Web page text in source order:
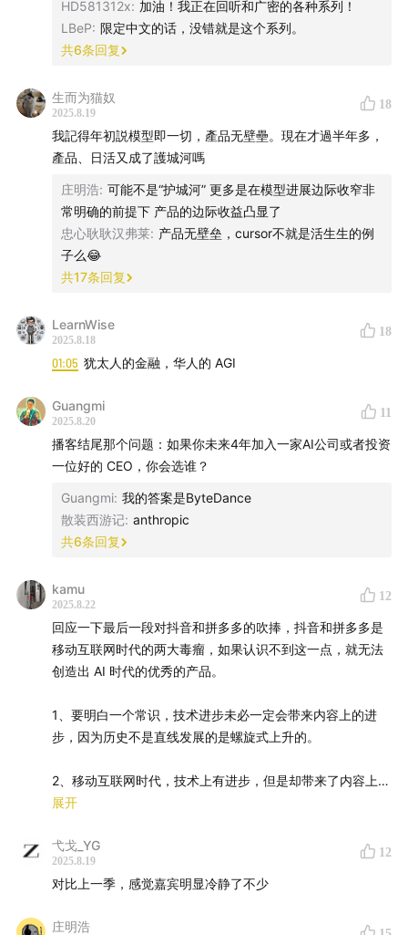
第二个关键词是产品。《大模型季报》过去一直把视角放
在模型的智能探索上，而广密开始浓墨重彩地聊产品，这
这里是《全球大模型季报》的第7集，如果大家喜欢我们
的系列，希望大家多多给我们一些鼓励和支持。你们的夸
奖对我们来说，非常的重要。
2025，期待我们和AI共同进步！
03:54 模型在分化
All in Coding+Agentic 能力 - Anthropic
多模态原生 - Thinking Machines Lab
Grok 今天还在摸索自己生态位置
Meta 原创 0-1 的基因还是很弱
HD581312x: 加油！我正在回听和广密的各种系列！
LBeP: 限定中文的话，没错就是这个系列。
共6条回复
生而为猫奴
2025.8.19
18
我記得年初説模型即一切，產品无壁壘。現在才過半年多，
產品、日活又成了護城河嗎
庄明浩: 可能不是“护城河” 更多是在模型进展边际收窄非
常明确的前提下 产品的边际收益凸显了
忠心耿耿汉弗莱: 产品无壁垒，cursor不就是活生生的例
子么😂
共17条回复
LearnWise
2025.8.18
18
01:05 犹太人的金融，华人的 AGI
Guangmi
2025.8.20
11
播客结尾那个问题：如果你未来4年加入一家AI公司或者投资
一位好的 CEO，你会选谁？
Guangmi: 我的答案是ByteDance
散装西游记: anthropic
共6条回复
kamu
2025.8.22
12
回应一下最后一段对抖音和拼多多的吹捧，抖音和拼多多是
移动互联网时代的两大毒瘤，如果认识不到这一点，就无法
创造出 AI 时代的优秀的产品。
1、要明白一个常识，技术进步未必一定会带来内容上的进
步，因为历史不是直线发展的是螺旋式上升的。
2、移动互联网时代，技术上有进步，但是却带来了内容上的
退步，两大毒瘤：抖音和拼多多。
3、 借用传播学上的原理，媒介即信息，技术即隐喻。移动
互联网意味着个性化、碎片化，带来的是内容形态的细分，
对个体趣味无底线的迎合，以及群体之间的割裂；AI 意味着
展开
弋戈_YG
2025.8.19
12
对比上一季，感觉嘉宾明显冷静了不少
庄明浩